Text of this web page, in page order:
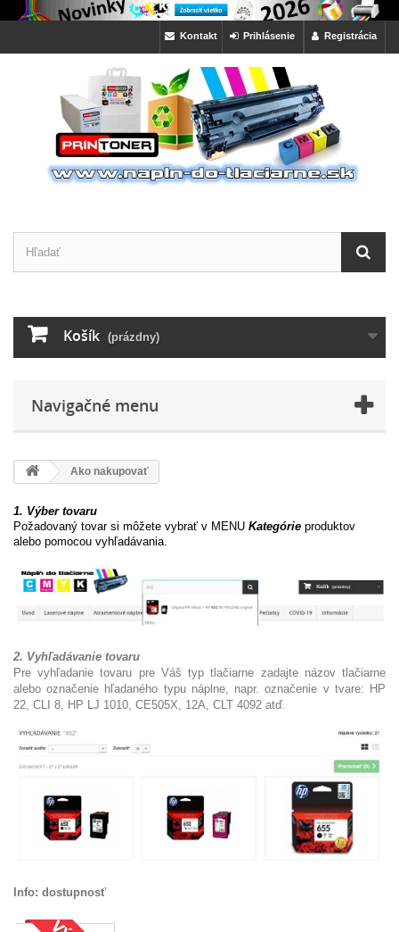
Registrácia
Prihlásenie
Kontakt
Košík (prázdny)
Navigačné menu
Ako nakupovať
1. Výber tovaru
Požadovaný tovar si môžete vybrať v MENU Kategórie produktov
alebo pomocou vyhľadávania.
2. Vyhľadávanie tovaru
Pre vyhľadanie tovaru pre Váš typ tlačiarne zadajte názov tlačiarne
alebo označenie hľadaného typu náplne, napr. označenie v tvare: HP
22, CLI 8, HP LJ 1010, CE505X, 12A, CLT 4092 atď.
Info: dostupnosť